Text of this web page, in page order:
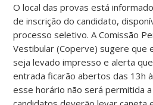
O local das provas está
de inscrição do candidato,
processo seletivo. A Comissão
Vestibular (Coperve) sugere que
seja levado impresso e alerta
entrada ficarão abertos das 13h
esse horário não será permitida